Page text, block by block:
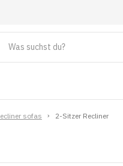
sofas 2-Sitzer Recliner